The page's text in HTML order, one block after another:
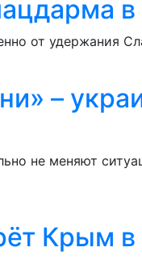
от удержания
–
не меняют
Крым в